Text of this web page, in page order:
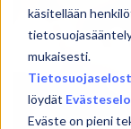
käsitellään
mukaisesti.
löydät
Eväste on pieni